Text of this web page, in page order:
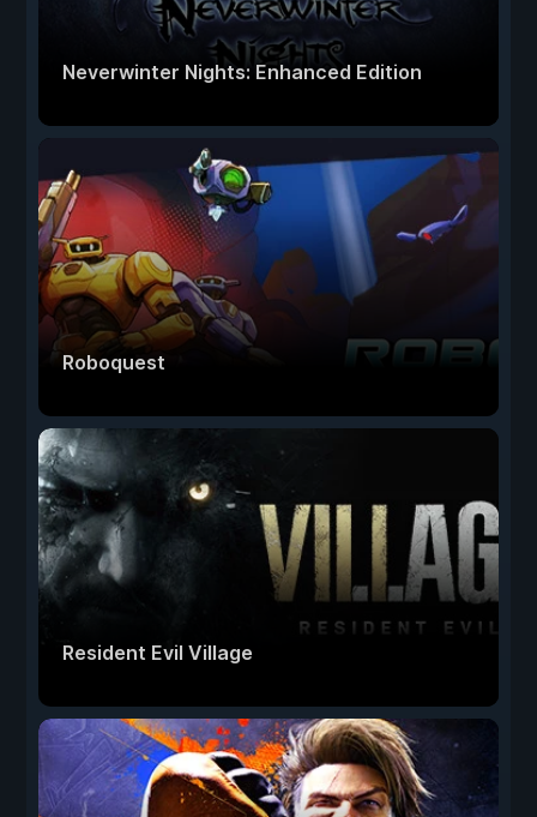
Neverwinter Nights: Enhanced Edition
Roboquest
Resident Evil Village